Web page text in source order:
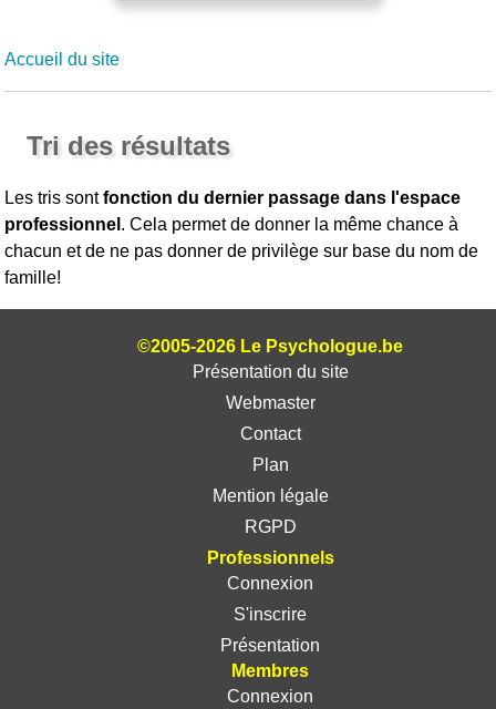
Accueil du site
Tri des résultats
Les tris sontfonction du dernier passage dans l'espace
professionnel . Cela permet de donner la même chance à
chacun et de ne pas donner de privilège sur base du nom de
famille!
©2005-2026 Le Psychologue.be
Présentation du site
Webmaster
Contact
Plan
Mention légale
RGPD
Professionnels
Connexion
S'inscrire
Présentation
Membres
Connexion